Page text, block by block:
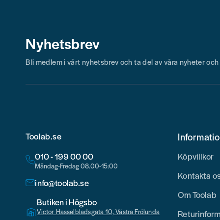
Nyhetsbrev
Bli medlem i vårt nyhetsbrev och ta del av våra nyheter
Toolab.se
010 - 199 00 00
Måndag-Fredag 08.00-15:00
info@toolab.se
Butiken i Högsbo
Victor Hasselbladsgata 10, Västra Frölunda
Köpvillkor
Kontakta
Om Toolab